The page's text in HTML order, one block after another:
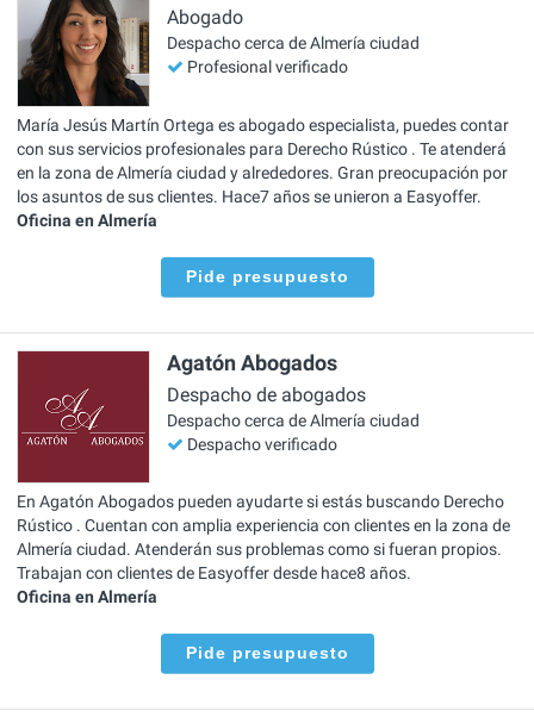
Abogado
Despacho cerca de Almería ciudad
Profesional verificado
María Jesús Martín Ortega es abogado especialista, puedes contar
con sus servicios profesionales para Derecho Rústico . Te atenderá
en la zona de Almería ciudad y alrededores. Gran preocupación por
los asuntos de sus clientes. Hace7 años se unieron a Easyoffer.
Oficina en Almería
Pide presupuesto
Agatón Abogados
Despacho de abogados
Despacho cerca de Almería ciudad
Despacho verificado
En Agatón Abogados pueden ayudarte si estás buscando Derecho
Rústico . Cuentan con amplia experiencia con clientes en la zona de
Almería ciudad. Atenderán sus problemas como si fueran propios.
Trabajan con clientes de Easyoffer desde hace8 años.
Oficina en Almería
Pide presupuesto